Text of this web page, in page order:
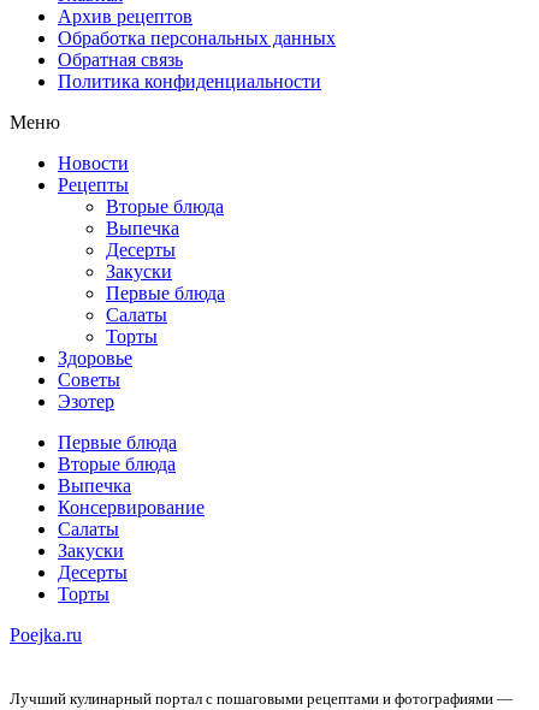
Архив рецептов
Обработка персональных данных
Обратная связь
Политика конфиденциальности
Меню
Новости
Рецепты
Вторые блюда
Выпечка
Десерты
Закуски
Первые блюда
Салаты
Торты
Здоровье
Советы
Эзотер
Первые блюда
Вторые блюда
Выпечка
Консервирование
Салаты
Закуски
Десерты
Торты
Poejka.ru
Лучший кулинарный портал с пошаговыми рецептами и фотографиями —